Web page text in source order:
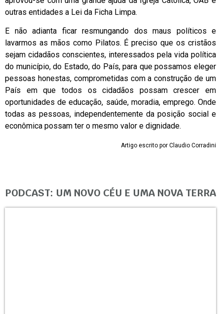
outras entidades a Lei da Ficha Limpa.
E não adianta ficar resmungando dos maus políticos e
lavarmos as mãos como Pilatos. É preciso que os cristãos
sejam cidadãos conscientes, interessados pela vida política
do município, do Estado, do País, para que possamos eleger
pessoas honestas, comprometidas com a construção de um
País em que todos os cidadãos possam crescer em
oportunidades de educação, saúde, moradia, emprego. Onde
todas as pessoas, independentemente da posição social e
econômica possam ter o mesmo valor e dignidade.
Artigo escrito por Claudio Corradini
PODCAST: UM NOVO CÉU E UMA NOVA TERRA